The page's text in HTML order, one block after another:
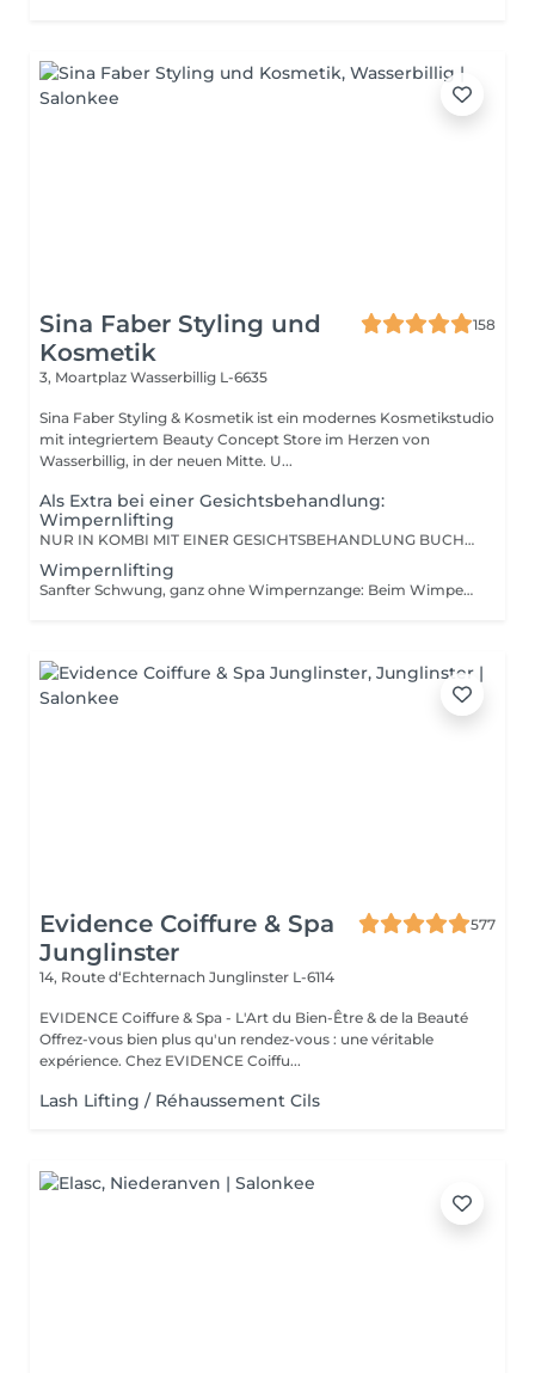
Sina Faber Styling und
Kosmetik
158
3, Moartplaz Wasserbillig L-6635
Sina Faber Styling & Kosmetik ist ein modernes Kosmetikstudio
mit integriertem Beauty Concept Store im Herzen von
Wasserbillig, in der neuen Mitte. U...
Als Extra bei einer Gesichtsbehandlung:
Wimpernlifting
NUR IN KOMBI MIT EINER GESICHTSBEHANDLUNG BUCHBAR! Wenn dieses Extra dazugebucht wird, liften wir die Wimpern während der Gesichtsbehandlung. Zur Erklärung: Der Preis ist günstiger, als bei einer Einzeldienstleistung, weil wir so wesentlich weniger zeitlichen Aufwand haben. Es gilt der selbe Preis, ob mit Farbe oder ohne.
Wimpernlifting
Sanfter Schwung, ganz ohne Wimpernzange: Beim Wimpernlifting werden deine Naturwimpern sanft nach oben gebogen und fixiert. Optional färben wir deine Wimpern für noch mehr Ausdruck. Ergebnis: Offener Blick, frische Ausstrahlung für 6-8 Wochen. Hinweis: In Kombination mit einer Gesichtsbehandlung erhälst du einen Rabatt auf diese Behandlung (siehe ADD-ONS für eine individuelle Gesichtsbehandlung). Das handhaben wir seit 07.2025 so, da wir einen höheren Aufwand haben, wenn wir nur diese "Kurzbehandlung" anbieten. Auf großen Wunsch unserer Kunden möchten wir die Option jedoch nicht komplett aus unserem Programm nehmen. Wir hoffen sehr auf euer Verständnis.
Evidence Coiffure & Spa
Junglinster
577
14, Route d‘Echternach Junglinster L-6114
EVIDENCE Coiffure & Spa - L'Art du Bien-Être & de la Beauté
Offrez-vous bien plus qu'un rendez-vous : une véritable
expérience. Chez EVIDENCE Coiffu...
Lash Lifting / Réhaussement Cils